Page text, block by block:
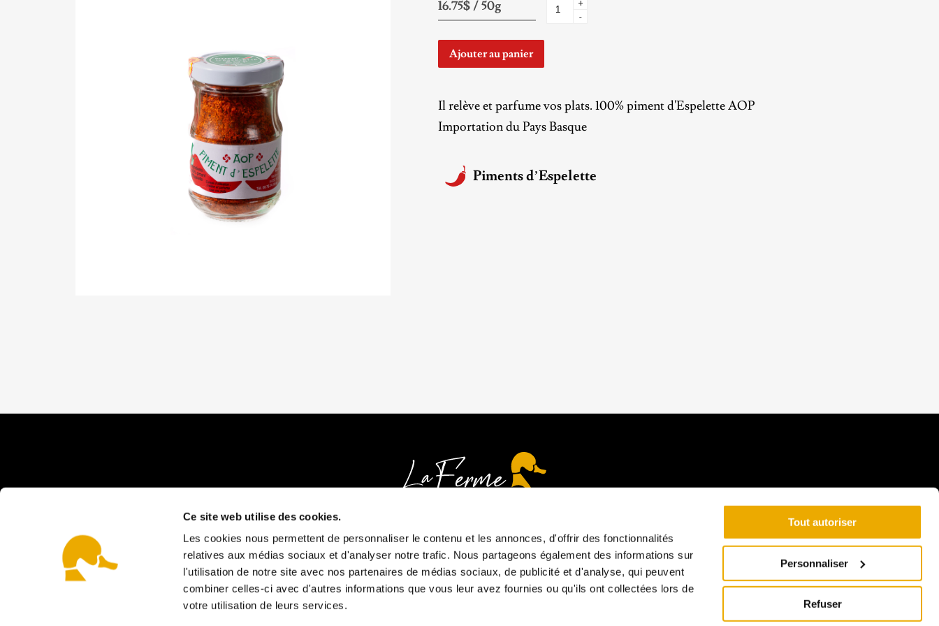
Ce site web utilise des cookies.
Les cookies nous permettent de personnaliser le contenu et les annonces, d'offrir des fonctionnalités
relatives aux médias sociaux et d'analyser notre trafic. Nous partageons également des informations sur
l'utilisation de notre site avec nos partenaires de médias sociaux, de publicité et d'analyse, qui peuvent
combiner celles-ci avec d'autres informations que vous leur avez fournies ou qu'ils ont collectées lors de
votre utilisation de leurs services.
Tout autoriser
Personnaliser
Refuser
+
-
Ajouter au panier
Il relève et parfume vos plats. 100% piment d'Espelette AOP
Importation du Pays Basque
Piments d’Espelette
La ferme
Les recettes
Heures d'ouverture Coordonnées
Saint-Urbain, QC G0A 4K0